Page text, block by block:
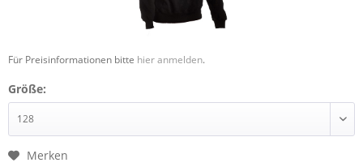
Für Preisinformationen bitte hier anmelden.
Größe:
Merken